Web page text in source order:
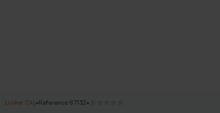
Lunker City•Reference 87132•